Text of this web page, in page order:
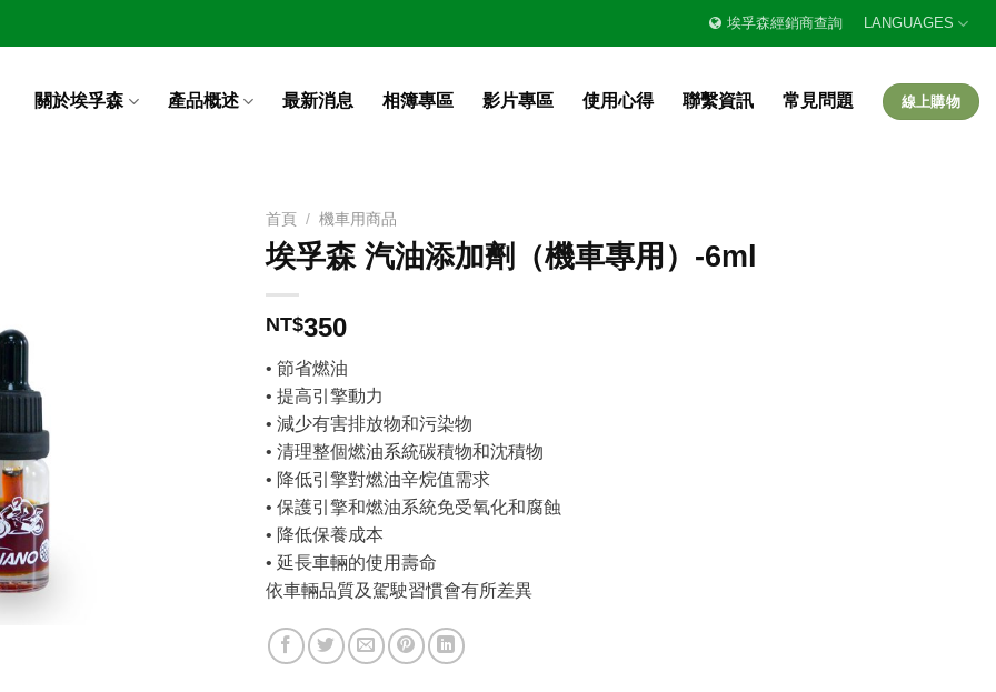
埃孚森經銷商查詢 LANGUAGES
關於埃孚森 產品概述 最新消息 相簿專區 影片專區 使用心得 聯繫資訊 常見問題 線上購物
首頁 / 機車用商品
埃孚森 汽油添加劑（機車專用）-6ml
NT$350
• 節省燃油
• 提高引擎動力
• 減少有害排放物和污染物
• 清理整個燃油系統碳積物和沈積物
• 降低引擎對燃油辛烷值需求
• 保護引擎和燃油系統免受氧化和腐蝕
• 降低保養成本
• 延長車輛的使用壽命
依車輛品質及駕駛習慣會有所差異